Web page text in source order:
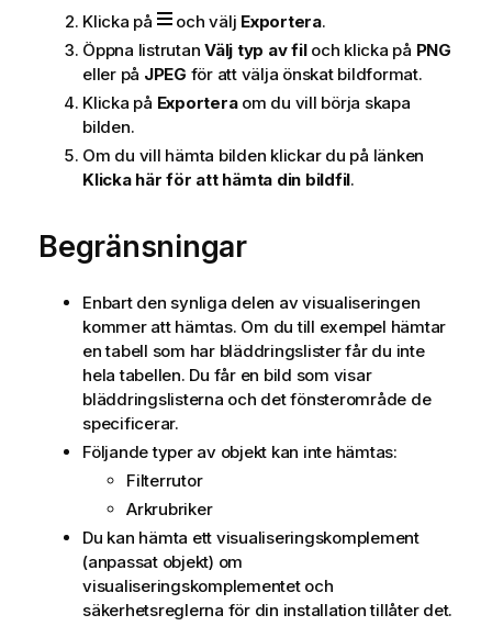
Klicka på
och välj Exportera.
Öppna listrutan Välj typ av filoch klicka på PNG
eller på JPEG för att välja önskat bildformat.
Klicka på Exporteraom du vill börja skapa
bilden.
Om du vill hämta bilden klickar du på länken
Klicka här för att hämta din bildfil.
Begränsningar
Enbart den synliga delen av visualiseringen
kommer att hämtas. Om du till exempel hämtar
en tabell som har bläddringslister får du inte
hela tabellen. Du får en bild som visar
bläddringslisterna och det fönsterområde de
specificerar.
Följande typer av objekt kan inte hämtas:
Filterrutor
Arkrubriker
Du kan hämta ett visualiseringskomplement
(anpassat objekt) om
visualiseringskomplementet och
säkerhetsreglerna för din installation tillåter det.